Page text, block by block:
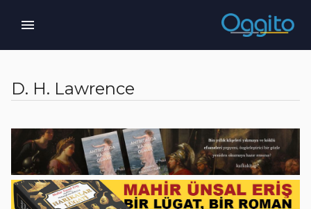
D. H. Lawrence